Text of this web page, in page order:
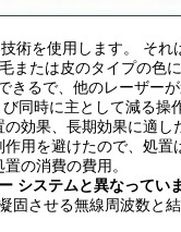
術を使用します。 そ
または皮のタイプの色
きるで、他のレーザー
同時に主として減る操
効果、長期効果に適し
用を避けたので、処置
の消費の費用。
システムと異なってい
固させる無線周波数と